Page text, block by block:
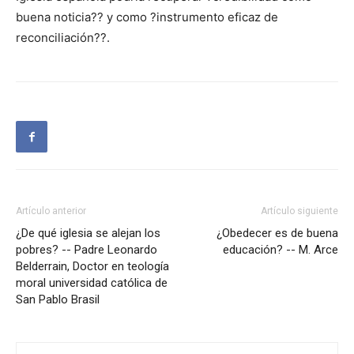
buena noticia?? y como ?instrumento eficaz de
reconciliación??.
Artículo anterior
¿De qué iglesia se alejan los
pobres? -- Padre Leonardo
Belderrain, Doctor en teología
moral universidad católica de
San Pablo Brasil
Artículo siguiente
¿Obedecer es de buena
educación? -- M. Arce